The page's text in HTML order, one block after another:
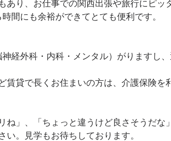
あり、お仕事での関西出張や旅行にピッ
間にも余裕ができてとても便利です。
経外科・内科・メンタル）がりますし
賃貸で長くお住まいの方は、介護保険を
ね」、「ちょっと違うけど良さそうだな
い。見学もお待ちしております。